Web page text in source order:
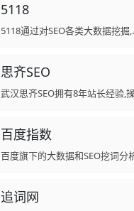
5118
5118通过对SEO各类大数据挖掘
思齐SEO
武汉思齐SEO拥有8年站长经验,
百度指数
百度旗下的大数据和SEO挖词分
追词网